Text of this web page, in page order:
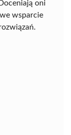
oni
wsparcie